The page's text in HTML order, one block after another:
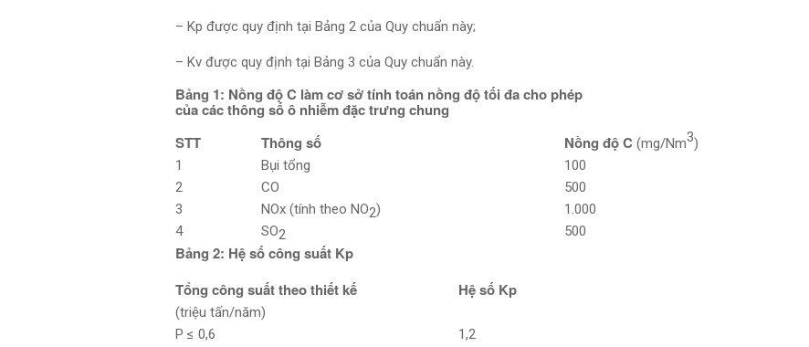
– Kp được quy định tại Bảng 2 của Quy chuẩn này;
– Kv được quy định tại Bảng 3 của Quy chuẩn này.
Bảng 1: Nồng độ C làm cơ sở tính toán nồng độ tối đa cho phép
của các thông số ô nhiễm đặc trưng chung
STT
Thông số Nồng độ C (mg/Nm3)
1
Bụi tổng
100
2
CO
500
3
NOx (tính theo NO2)
1.000
4
SO2 500
Bảng 2: Hệ số công suất Kp
Tổng công suất theo thiết kế
(triệu tấn/năm)
Hệ số Kp
P ≤ 0,6
1,2